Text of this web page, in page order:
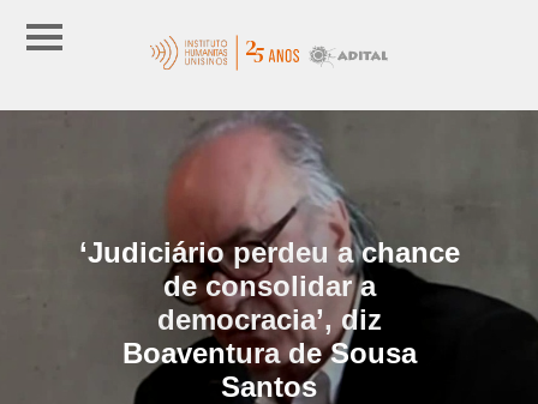
‘Judiciário perdeu a chance
de consolidar a
democracia’, diz
Boaventura de Sousa
Santos